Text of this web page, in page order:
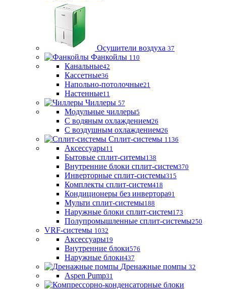
Осушители воздуха 37
Фанкойлы 110
Канальные42
Кассетные36
Напольно-потолочные21
Настенные11
Чиллеры 57
Модульные чиллеры5
С водяным охлаждением26
С воздушным охлаждением26
Сплит-системы 1136
Аксессуары11
Бытовые сплит-ситемы138
Внутренние блоки сплит-систем370
Инверторные сплит-системы315
Комплекты сплит-систем418
Кондиционеры без инвертора91
Мульти сплит-системы188
Наружные блоки сплит-систем173
Полупромышленные сплит-системы250
VRF-системы 1032
Аксессуары19
Внутренние блоки576
Наружные блоки437
Дренажные помпы 32
Aspen Pump31